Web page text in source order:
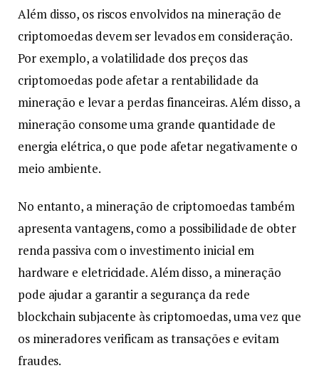
Além disso, os riscos envolvidos na mineração de
criptomoedas devem ser levados em consideração.
Por exemplo, a volatilidade dos preços das
criptomoedas pode afetar a rentabilidade da
mineração e levar a perdas financeiras. Além disso, a
mineração consome uma grande quantidade de
energia elétrica, o que pode afetar negativamente o
meio ambiente.
No entanto, a mineração de criptomoedas também
apresenta vantagens, como a possibilidade de obter
renda passiva com o investimento inicial em
hardware e eletricidade. Além disso, a mineração
pode ajudar a garantir a segurança da rede
blockchain subjacente às criptomoedas, uma vez que
os mineradores verificam as transações e evitam
fraudes.